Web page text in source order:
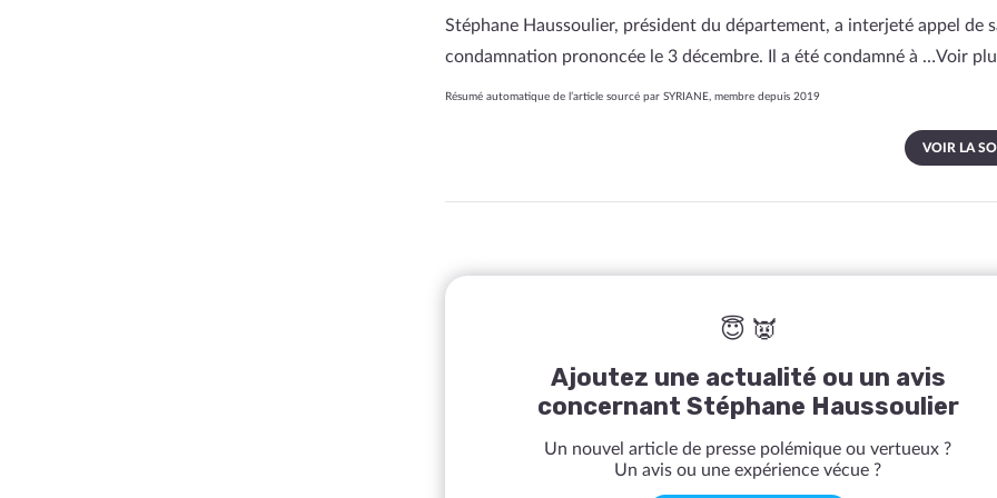
Stéphane Haussoulier, président du département, a interjeté appel de
condamnation prononcée le 3 décembre. Il a été condamné à …Voir
Résumé automatique de l’article sourcé par SYRIANE, membre depuis 2019
VOIR LA
😇 👿
Ajoutez une actualité ou un avis
concernant Stéphane Haussoulier
Un nouvel article de presse polémique ou vertueux ?
Un avis ou une expérience vécue ?